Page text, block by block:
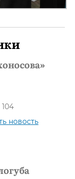
104
новость